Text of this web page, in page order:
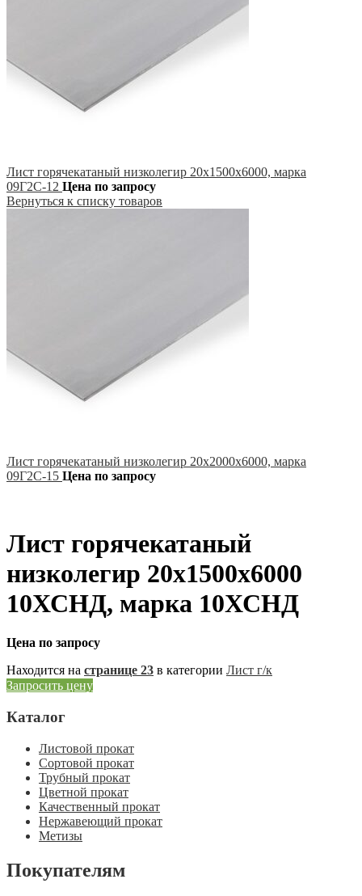
Лист горячекатаный низколегир 20х1500х6000, марка
09Г2С-12 Цена по запросу
Вернуться к списку товаров
Лист горячекатаный низколегир 20х2000х6000, марка
09Г2С-15 Цена по запросу
Лист горячекатаный
низколегир 20х1500х6000
10ХСНД, марка 10ХСНД
Цена по запросу
Находится на странице 23 в категории Лист г/к
Запросить цену
Каталог
Листовой прокат
Сортовой прокат
Трубный прокат
Цветной прокат
Качественный прокат
Нержавеющий прокат
Метизы
Покупателям